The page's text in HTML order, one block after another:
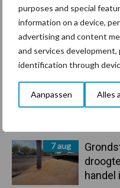
purposes and special
information on a device,
advertising and content
and services
identification through
Aanpassen Alles
Primaire
Sidebar
7 aug
handel